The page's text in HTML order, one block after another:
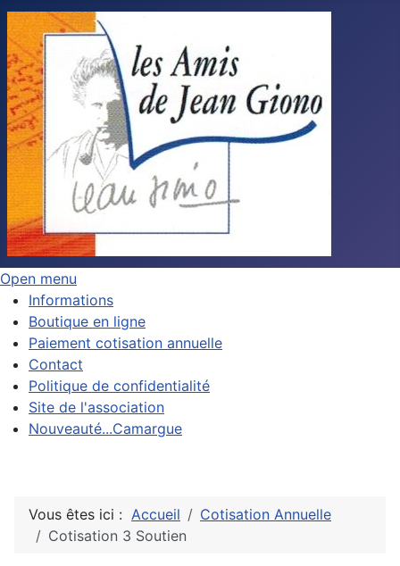
Open menu
Informations
Boutique en ligne
Paiement cotisation annuelle
Contact
Politique de confidentialité
Site de l'association
Nouveauté...Camargue
Vous êtes ici : Accueil
Cotisation Annuelle
Cotisation 3 Soutien